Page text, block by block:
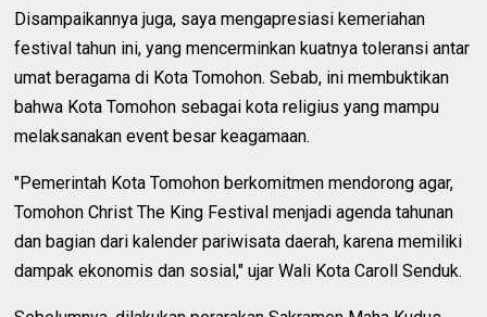
Disampaikannya juga, saya mengapresiasi kemeriahan
festival tahun ini, yang mencerminkan kuatnya toleransi antar
umat beragama di Kota Tomohon. Sebab, ini membuktikan
bahwa Kota Tomohon sebagai kota religius yang mampu
melaksanakan event besar keagamaan.
"Pemerintah Kota Tomohon berkomitmen mendorong agar,
Tomohon Christ The King Festival menjadi agenda tahunan
dan bagian dari kalender pariwisata daerah, karena memiliki
dampak ekonomis dan sosial," ujar Wali Kota Caroll Senduk.